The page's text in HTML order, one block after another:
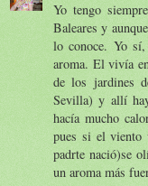
Yo tengo
Baleares y
lo conoce. Yo
aroma. El vivía
de los jardines
Sevilla) y allí
hacía mucho
pues si el viento
padrte nació)se
un aroma más